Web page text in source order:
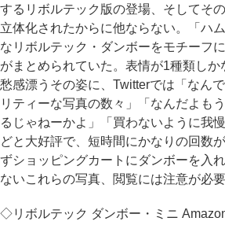
するリボルテック版の登場、そしてそ
立体化されたからに他ならない。「ハ
なリボルテック・ダンボーをモチーフ
がまとめられていた。表情が1種類し
愁感漂うその姿に、Twitterでは「なん
リティーな写真の数々」「なんだよも
るじゃねーかよ」「買わないように我
どと大好評で、短時間にかなりの回数
ずショッピングカートにダンボーを入
ないこれらの写真、閲覧には注意が必要
◇リボルテック ダンボー・ミニ